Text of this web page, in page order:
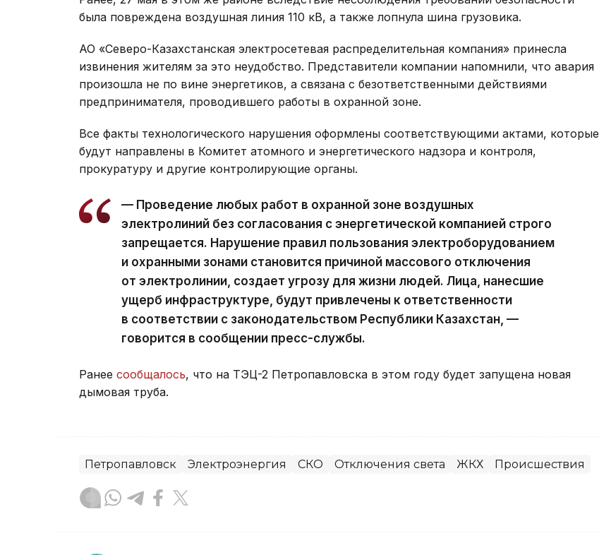
была повреждена воздушная линия 110 кВ, а также лопнула шина грузовика.
АО «Северо-Казахстанская электросетевая распределительная компания» принесла
извинения жителям за это неудобство. Представители компании напомнили, что авария
произошла не по вине энергетиков, а связана с безответственными действиями
предпринимателя, проводившего работы в охранной зоне.
Все факты технологического нарушения оформлены соответствующими актами, которые
будут направлены в Комитет атомного и энергетического надзора и контроля,
прокуратуру и другие контролирующие органы.
— Проведение любых работ в охранной зоне воздушных
электролиний без согласования с энергетической компанией строго
запрещается. Нарушение правил пользования электроборудованием
и охранными зонами становится причиной массового отключения
от электролинии, создает угрозу для жизни людей. Лица, нанесшие
ущерб инфраструктуре, будут привлечены к ответственности
в соответствии с законодательством Республики Казахстан, —
говорится в сообщении пресс-службы.
Ранее сообщалось, что на ТЭЦ-2 Петропавловска в этом году будет запущена новая
дымовая труба.
Петропавловск Электроэнергия СКО Отключения света ЖКХ Происшествия